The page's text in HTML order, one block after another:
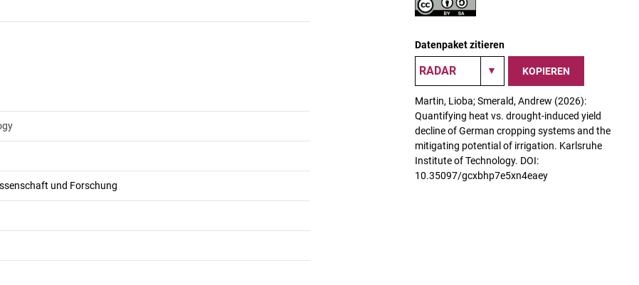
und Forschung
Datenpaket zitieren
KOPIEREN
Martin, Lioba; Smerald, Andrew (2026):
Quantifying heat vs. drought-induced yield
decline of German cropping systems and the
mitigating potential of irrigation. Karlsruhe
Institute of Technology. DOI:
10.35097/gcxbhp7e5xn4eaey